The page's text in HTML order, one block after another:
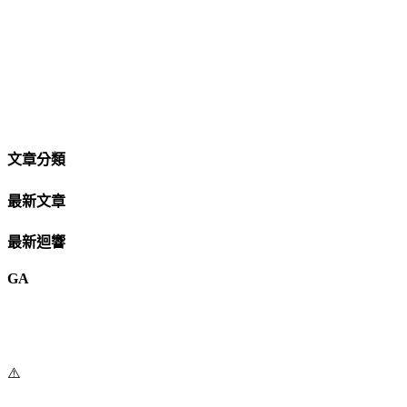
文章分類
最新文章
最新迴響
GA
⚠️